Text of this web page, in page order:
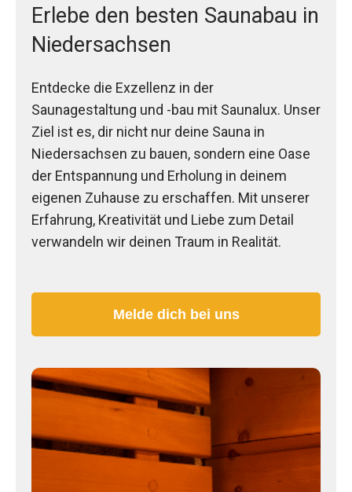
Erlebe den besten Saunabau in
Niedersachsen
Entdecke die Exzellenz in der
Saunagestaltung und -bau mit Saunalux. Unser
Ziel ist es, dir nicht nur deine Sauna in
Niedersachsen zu bauen, sondern eine Oase
der Entspannung und Erholung in deinem
eigenen Zuhause zu erschaffen. Mit unserer
Erfahrung, Kreativität und Liebe zum Detail
verwandeln wir deinen Traum in Realität.
Melde dich bei uns